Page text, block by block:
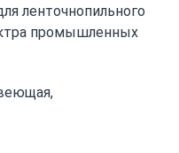
ленточнопильного
промышленных